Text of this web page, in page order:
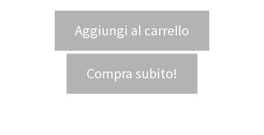
Aggiungi al carrello
Compra subito!